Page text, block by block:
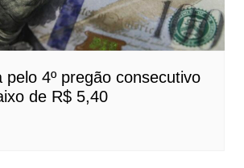
pelo 4º pregão consecutivo
de R$ 5,40